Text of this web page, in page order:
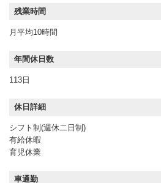
残業時間
月平均10時間
年間休日数
113日
休日詳細
シフト制(週休二日制)
有給休暇
育児休業
車通勤